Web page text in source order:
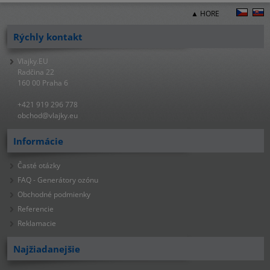
▲ HORE
Rýchly kontakt
Vlajky.EU
Radčina 22
160 00 Praha 6
+421 919 296 778
obchod@vlajky.eu
Informácie
Časté otázky
FAQ - Generátory ozónu
Obchodné podmienky
Referencie
Reklamacie
Najžiadanejšie